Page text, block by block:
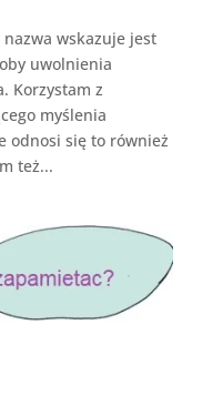
wskazuje jest
uwolnienia
Korzystam z
myślenia
odnosi się to również
też...